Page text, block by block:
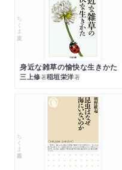
ちくま文庫
身近な雑草の愉快な生きかた
三上修著稲垣栄洋著
ちくま新書